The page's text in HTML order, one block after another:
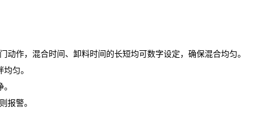
作，混合时间、卸料时间的长短均可数字设定，确保混合均匀。
匀。
报警。